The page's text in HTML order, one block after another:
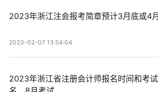
2023年浙江注会报考简章预计3月底或4
2023-02-07 13:54:04
2023年浙江省注册会计师报名时间和考